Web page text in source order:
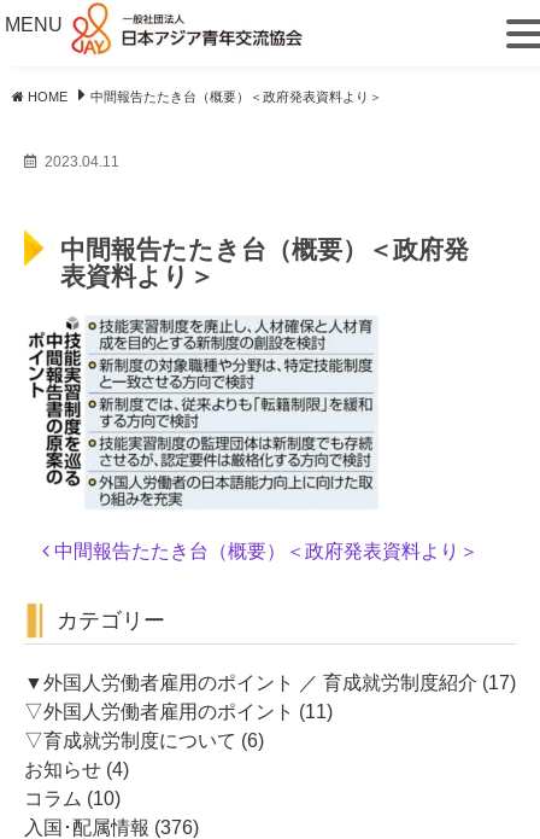
HOME 中間報告たたき台（概要）＜政府発表資料より＞
2023.04.11
中間報告たたき台（概要）＜政府発
表資料より＞
投
ナ
ビ
ー
シ
ョ
ン
中間報告たたき台（概要）＜政府発表資料より＞
カテゴリー
▼外国人労働者雇用のポイント ／ 育成就労制度紹介 (17)
▽外国人労働者雇用のポイント (11)
▽育成就労制度について (6)
お知らせ (4)
コラム (10)
入国･配属情報 (376)
MENU